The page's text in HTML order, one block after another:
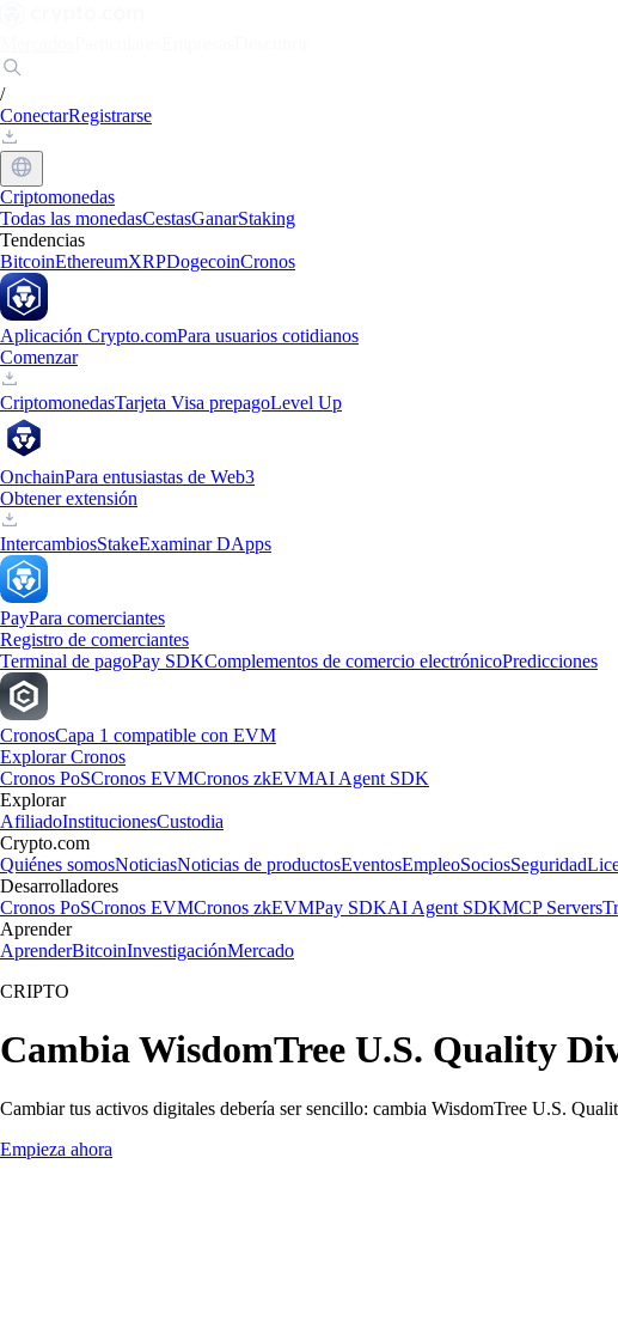
/
ConectarRegistrarse
Criptomonedas
Todas las monedasCestasGanarStaking
Tendencias
BitcoinEthereumXRPDogecoinCronos
Aplicación Crypto.comPara usuarios cotidianos
Comenzar
CriptomonedasTarjeta Visa prepagoLevel Up
OnchainPara entusiastas de Web3
Obtener extensión
IntercambiosStakeExaminar DApps
PayPara comerciantes
Registro de comerciantes
Terminal de pagoPay SDKComplementos de comercio electrónicoPredicciones
CronosCapa 1 compatible con EVM
Explorar Cronos
Cronos PoSCronos EVMCronos zkEVMAI Agent SDK
Explorar
AfiliadoInstitucionesCustodia
Crypto.com
Quiénes somosNoticiasNoticias de productosEventosEmpleoSociosSeguridad
Desarrolladores
Cronos PoSCronos EVMCronos zkEVMPay SDKAI Agent SDKMCP Servers
Aprender
AprenderBitcoinInvestigaciónMercado
CRIPTO
Cambia WisdomTree U.S. Quality
Cambiar tus activos digitales debería ser sencillo: cambia WisdomTree U.S.
Empieza ahora